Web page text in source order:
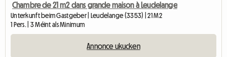
Chambre de 21 m2 dans grande maison à Leudelange
Unterkunft beim Gastgeber | Leudelange (3353) | 21 M2
1 Pers. | 3 Méint als Minimum
Annonce ukucken